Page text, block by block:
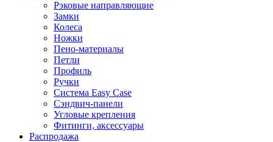
Рэковые направляющие
Замки
Колеса
Ножки
Пено-материалы
Петли
Профиль
Ручки
Система Easy Case
Сэндвич-панели
Угловые крепления
Фитинги, аксессуары
Распродажа